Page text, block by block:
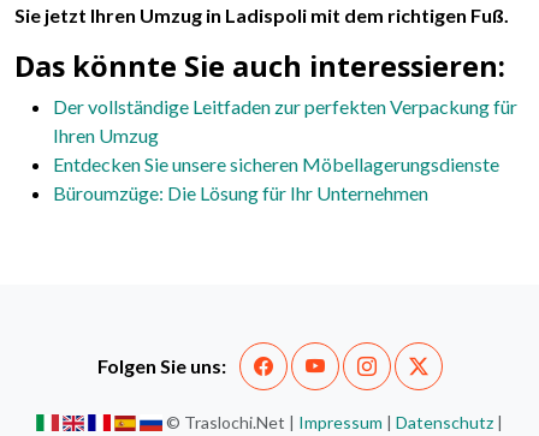
Sie jetzt Ihren Umzug in Ladispoli mit dem richtigen Fuß.
Das könnte Sie auch interessieren:
Der vollständige Leitfaden zur perfekten Verpackung für
Ihren Umzug
Entdecken Sie unsere sicheren Möbellagerungsdienste
Büroumzüge: Die Lösung für Ihr Unternehmen
Folgen Sie uns:
© Traslochi.Net | Impressum |Datenschutz |